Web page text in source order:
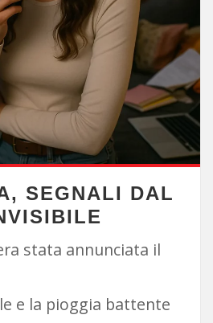
SEGNALI DAL
stata annunciata il
e la pioggia battente